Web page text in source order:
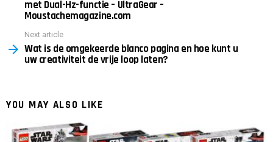
met Dual-Hz-functie – UltraGear –
Moustachemagazine.com
Next article
Wat is de omgekeerde blanco pagina en hoe kunt u
uw creativiteit de vrije loop laten?
YOU MAY ALSO LIKE